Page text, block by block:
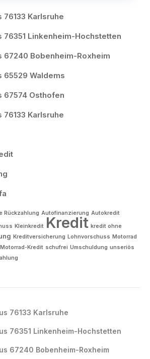
Karlsruhe
76351 Linkenheim-Hochstetten
67240 Bobenheim-Roxheim
65529 Waldems
67574 Osthofen
Karlsruhe
Rückzahlung Autofinanzierung Autokredit
Kleinkredit Kredit kredit ohne
Kreditversicherung Lohnvorschuss Motorrad
Motorrad-Kredit schufrei Umschuldung unseriös
76133 Karlsruhe
76351 Linkenheim-Hochstetten
67240 Bobenheim-Roxheim